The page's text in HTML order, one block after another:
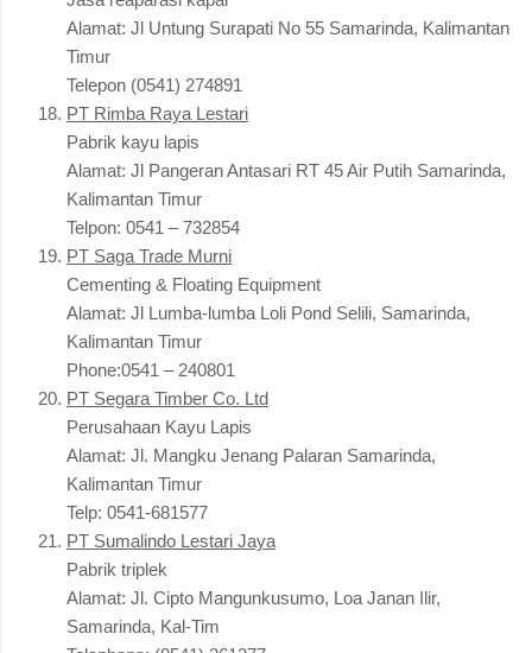
Alamat: Jl Untung Surapati No 55 Samarinda, Kalimantan
Timur
Telepon (0541) 274891
PT Rimba Raya Lestari
Pabrik kayu lapis
Alamat: Jl Pangeran Antasari RT 45 Air Putih Samarinda,
Kalimantan Timur
Telpon: 0541 – 732854
PT Saga Trade Murni
Cementing & Floating Equipment
Alamat: Jl Lumba-lumba Loli Pond Selili, Samarinda,
Kalimantan Timur
Phone:0541 – 240801
PT Segara Timber Co. Ltd
Perusahaan Kayu Lapis
Alamat: Jl. Mangku Jenang Palaran Samarinda,
Kalimantan Timur
Telp: 0541-681577
PT Sumalindo Lestari Jaya
Pabrik triplek
Alamat: Jl. Cipto Mangunkusumo, Loa Janan Ilir,
Samarinda, Kal-Tim